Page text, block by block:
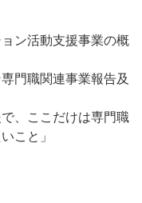
ン活動支援事業の概
門職関連事業報告及
、ここだけは専門職
こと」